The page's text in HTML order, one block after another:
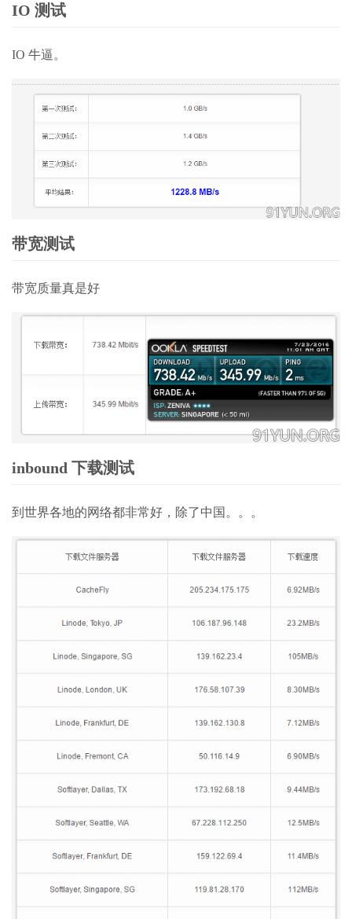
IO 测试
IO 牛逼。
带宽测试
带宽质量真是好
inbound 下载测试
到世界各地的网络都非常好，除了中国。。。